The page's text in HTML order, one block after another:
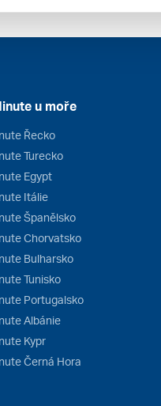
u moře
Řecko
Turecko
Egypt
Itálie
Španělsko
Chorvatsko
Bulharsko
Tunisko
Portugalsko
Albánie
Kypr
Černá Hora